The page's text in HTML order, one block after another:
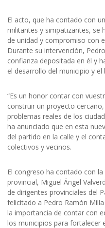
El acto, que ha contado con
militantes y simpatizantes, se
de unidad y compromiso con
Durante su intervención,
confianza depositada en él y
el desarrollo del municipio y el
“Es un honor contar con
construir un proyecto
problemas reales de los
ha anunciado que en esta
del partido en la calle y el
colectivos y vecinos.
El congreso ha contado con
provincial, Miguel Ángel
de dirigentes provinciales del
felicitado a Pedro Ramón
la importancia de contar con
los municipios para fortalecer